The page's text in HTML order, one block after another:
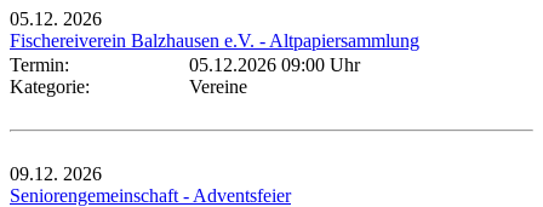
05.12. 2026
Fischereiverein Balzhausen e.V. - Altpapiersammlung
Termin:
05.12.2026 09:00 Uhr
Kategorie:
Vereine
09.12. 2026
Seniorengemeinschaft - Adventsfeier